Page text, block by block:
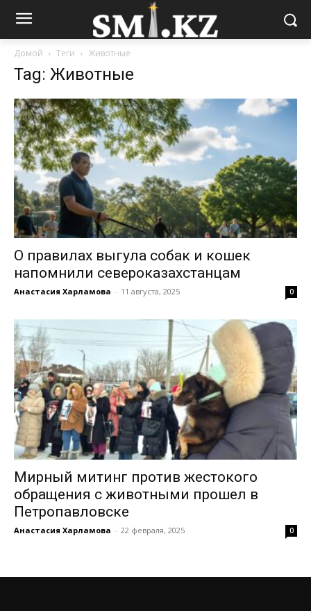
Домой Теги Животные
Tag: Животные
О правилах выгула собак и кошек
напомнили североказахстанцам
Анастасия Харламова - 11 августа, 2025 0
Мирный митинг против жестокого
обращения с животными прошел в
Петропавловске
Анастасия Харламова - 22 февраля, 2025 0